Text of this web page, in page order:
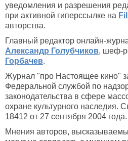
уведомления и разрешения
при активной гиперссылке на
авторства.
Главный редактор онлайн-
Александр Голубчиков, шеф-
Горбачев.
Журнал "про Настоящее кино"
Федеральной службой по
законодательства в сфере
охране культурного наследия.
18412 от 27 сентября 2004 года.
Мнения авторов,